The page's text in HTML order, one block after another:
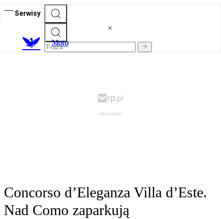
Serwisy
Moto
Concorso d’Eleganza Villa d’Este.
Nad Como zaparkują